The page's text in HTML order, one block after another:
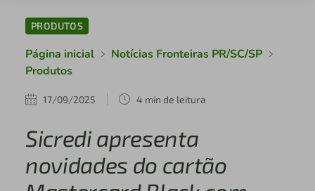
PRODUTOS
Página inicial
Notícias Fronteiras PR/SC/SP
Produtos
17/09/2025 4 min de leitura
Sicredi apresenta
novidades do cartão